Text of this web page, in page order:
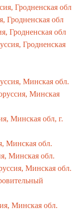
Гродненская обл
Гродненская обл
Гродненская обл
Гродненская
Минская обл.
Минская
Минская обл, г.
Минская обл.
Минская обл.
Минская обл.
Минская обл.